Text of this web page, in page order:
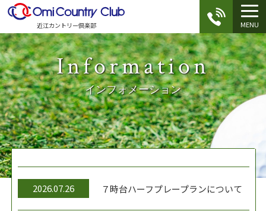
近江カントリー倶楽部 MENU
Information
インフォメーション
2026.07.26 ７時台ハーフプレープランについて